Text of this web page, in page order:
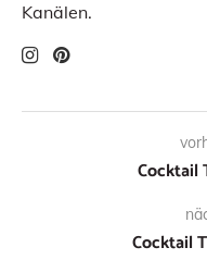
Kanälen.
Cocktail
Cocktail